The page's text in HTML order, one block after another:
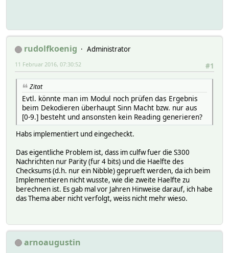
rudolfkoenig
Administrator
#1
11 Februar 2016, 07:30:52
Zitat
Evtl. könnte man im Modul noch prüfen das Ergebnis
beim Dekodieren überhaupt Sinn Macht bzw. nur aus
[0-9.] besteht und ansonsten kein Reading generieren?
Habs implementiert und eingecheckt.
Das eigentliche Problem ist, dass im culfw fuer die S300
Nachrichten nur Parity (fur 4 bits) und die Haelfte des
Checksums (d.h. nur ein Nibble) geprueft werden, da ich beim
Implementieren nicht wusste, wie die zweite Haelfte zu
berechnen ist. Es gab mal vor Jahren Hinweise darauf, ich habe
das Thema aber nicht verfolgt, weiss nicht mehr wieso.
arnoaugustin